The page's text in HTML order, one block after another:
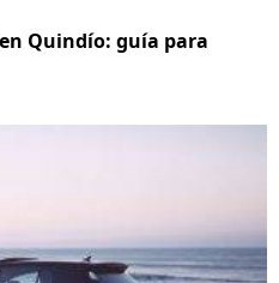
Quindío: guía para